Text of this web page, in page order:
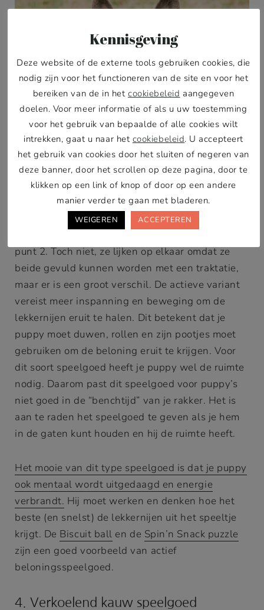
3. Actief beloningsspeelgoed
punt 2. Toch niet, ze lijken op elkaar omdat ze
beide gevuld kunnen worden met een traktatie,
maar er is een groot verschil. De actieve variant
vereist meer inspanning en beweging om de
lekkernijen eruit te halen. Dit betekent dat je
puppy moet duwen, rollen en zijn pootjes moet
gebruiken om de beloning eruit te krijgen. Voor
dit soort speelgoed heeft je puppy wel de ruimte
nodig. Daarom past dit speelgoed voor puppy’s
niet goed in de “benchtijd” van je rakker. Het is
aan te raden het speelgoed te geven als je hem
in de gaten kunt houden en hij de ruimte heeft.
Het mooie van dit type speelgoed is dat je puppy
ook mentaal wordt uitgedaagd en energie
verbrandt. Hij moet werken en denken hoe het
beste (en snelst) de lekkernijen uit het speeltje
krijgt. De Biscuit ball en de Spin’n Snack puzzle
zijn een goed voorbeeld van actief
beloningsspeelgoed.
4. Verkoelend kauw speelgoed
Kennisgeving
Deze website of de externe tools gebruiken cookies, die
nodig zijn voor het functioneren van de site en voor het
bereiken van de in het cookiebeleid aangegeven
doelen. Voor meer informatie of als u uw toestemming
voor het gebruik van bepaalde of alle cookies wilt
intrekken, gaat u naar het cookiebeleid. U accepteert
het gebruik van cookies door het sluiten of negeren van
deze banner, door het scrollen op deze pagina, door te
klikken op een link of knop of door op een andere
manier verder te gaan met bladeren.
WEIGEREN ACCEPTEREN